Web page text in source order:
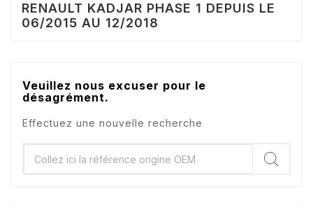
RENAULT KADJAR PHASE 1 DEPUIS LE
06/2015 AU 12/2018
Veuillez nous excuser pour le
désagrément.
Effectuez une nouvelle recherche